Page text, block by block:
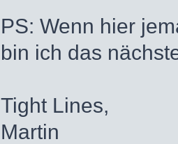
PS: Wenn hier
bin ich das
Tight Lines,
Martin